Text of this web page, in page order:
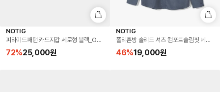
NOTIG
피라미드패턴 카드지갑 세로형 블랙_OKF1ACP5104K1
72%25,000원
NOTIG
폴리혼방 솔리드 셔츠 컴포트슬림핏 네이
46%19,000원